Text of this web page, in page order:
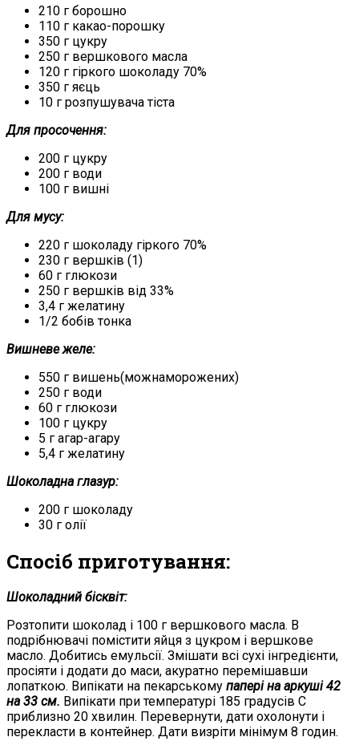
210 г борошно
110 г какао-порошку
350 г цукру
250 г вершкового масла
120 г гіркого шоколаду 70%
350 г яєць
10 г розпушувача тіста
Для просочення:
200 г цукру
200 г води
100 г вишні
Для мусу:
220 г шоколаду гіркого 70%
230 г вершків (1)
60 г глюкози
250 г вершків від 33%
3,4 г желатину
1/2 бобів тонка
Вишневе желе:
550 г вишень(можнаморожених)
250 г води
60 г глюкози
100 г цукру
5 г агар-агару
5,4 г желатину
Шоколадна глазур:
200 г шоколаду
30 г олії
Спосіб приготування:
Шоколадний бісквіт:
Розтопити шоколад і 100 г вершкового масла. В
подрібнювачі помістити яйця з цукром і вершкове
масло. Добитись емульсії. Змішати всі сухі інгредієнти,
просіяти і додати до маси, акуратно перемішавши
лопаткою. Випікати на пекарському папері на аркуші 42
на 33 см. Випікати при температурі 185 градусів С
приблизно 20 хвилин. Перевернути, дати охолонути і
перекласти в контейнер. Дати визріти мінімум 8 годин.